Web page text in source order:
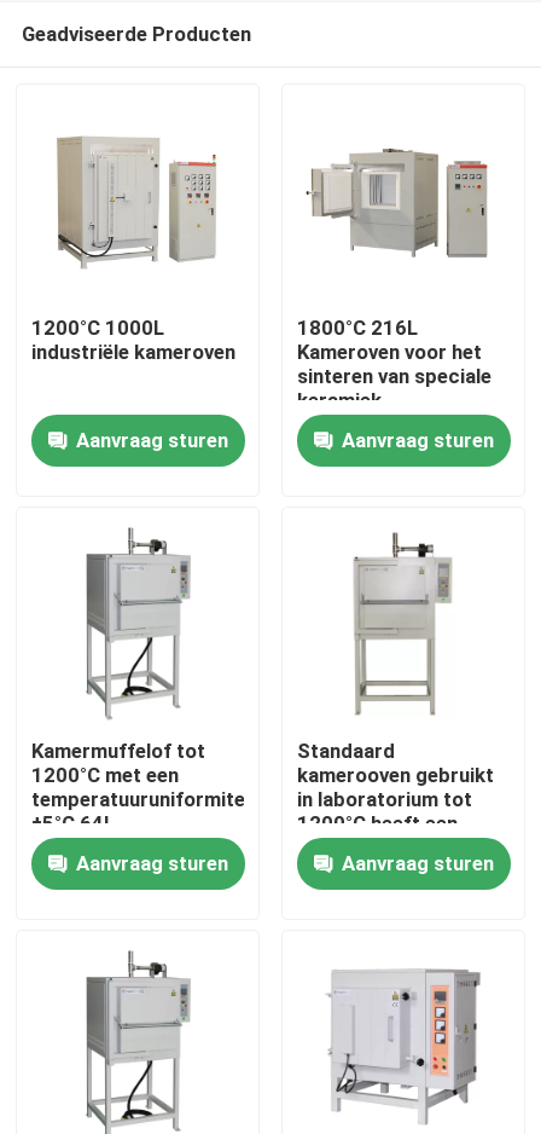
Thuis
Fabriekstocht
Kwaliteitscontrole
Vraag een offerte
Programtherm
Hoogtemperatuurbuisoven
Hoogtemperatuur muffelfurnen
Geadviseerde Producten
1200°C 1000L
industriële kameroven
Aanvraag sturen
1800°C 216L
Kameroven voor het
sinteren van speciale
keramiek
Aanvraag sturen
Kamermuffelof tot
1200°C met een
temperatuuruniformiteit
±5°C 64L
Aanvraag sturen
Standaard
kamerooven gebruikt
in laboratorium tot
1200°C heeft een
lichte werking,
gebouwd met
koolstofstaal
Aanvraag sturen